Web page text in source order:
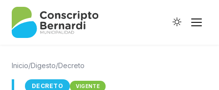
Inicio/Digesto/Decreto
DECRETO VIGENTE